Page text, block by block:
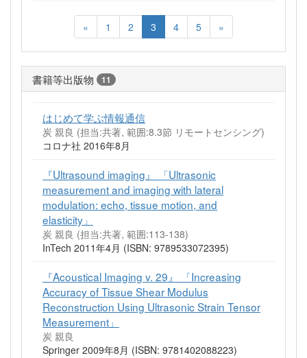
« 1 2 3 4 5 »
書籍等出版物 11
はじめて学ぶ情報通信
炭 親良 (担当:共著, 範囲:8.3節 リモートセンシング)
コロナ社 2016年8月
『Ultrasound imaging』 「Ultrasonic
measurement and imaging with lateral
modulation: echo, tissue motion, and
elasticity」
炭 親良 (担当:共著, 範囲:113-138)
InTech 2011年4月 (ISBN: 9789533072395)
『Acoustical Imaging v. 29』 「Increasing
Accuracy of Tissue Shear Modulus
Reconstruction Using Ultrasonic Strain Tensor
Measurement」
炭 親良
Springer 2009年8月 (ISBN: 9781402088223)